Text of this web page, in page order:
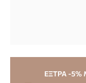
ΕΞΤΡΑ -5%